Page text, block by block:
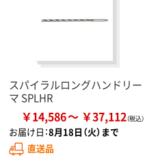
スパイラルロングハンドリー
マ SPLHR
￥14,586 ￥37,112
お届け日：8月18日（火）まで
直送品